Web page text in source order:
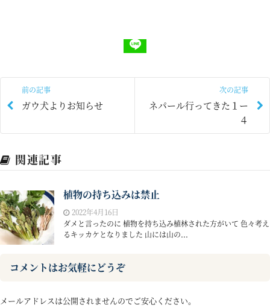
前の記事
ガウ犬よりお知らせ
次の記事
ネパール行ってきた１ー
４
関連記事
植物の持ち込みは禁止
2022年4月16日
ダメと言ったのに 植物を持ち込み植林された方がいて 色々考え
るキッカケとなりました 山には山の...
コメントはお気軽にどうぞ
メールアドレスは公開されませんのでご安心ください。